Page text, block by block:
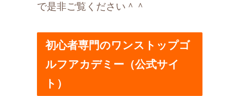
で是非ご覧ください＾＾
初心者専門のワンストップゴ
ルフアカデミー（公式サイ
ト）